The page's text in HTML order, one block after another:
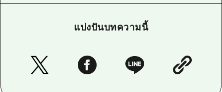
แบ่งปันบทความนี้